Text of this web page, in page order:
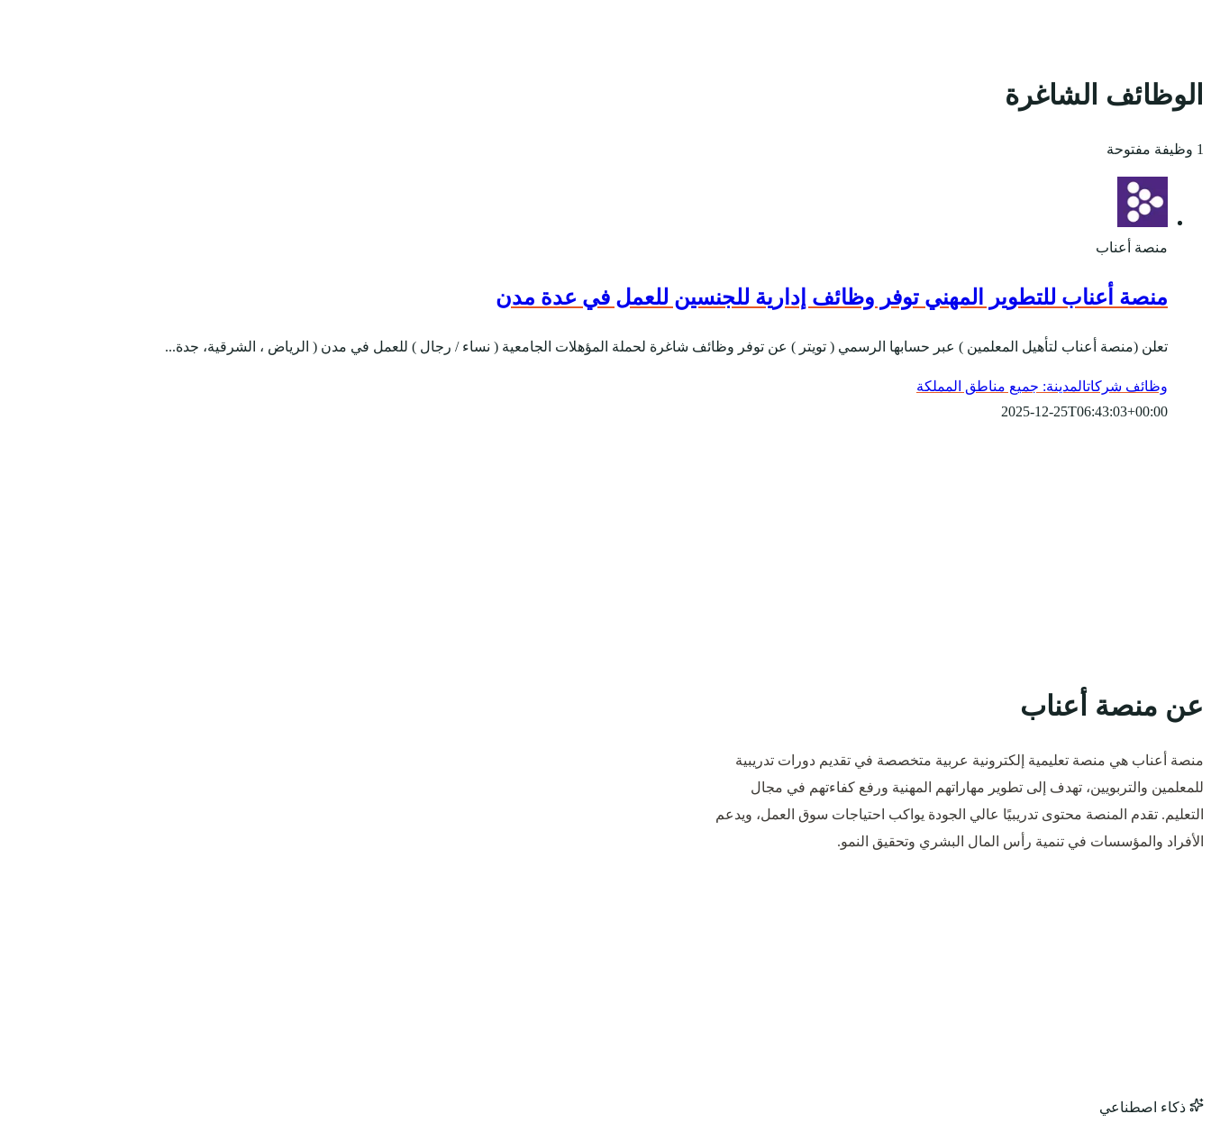
الوظائف الشاغرة
1 وظيفة مفتوحة
منصة أعناب
منصة أعناب للتطوير المهني توفر وظائف إدارية للجنسين للعمل في عدة مدن
تعلن (منصة أعناب لتأهيل المعلمين ) عبر حسابها الرسمي ( تويتر ) عن توفر وظائف شاغرة لحملة المؤهلات الجامعية ( نساء / رجال ) للعمل في مدن ( الرياض ، الشرقية، جدة...
وظائف شركاتالمدينة: جميع مناطق المملكة
2025-12-25T06:43:03+00:00
عن منصة أعناب
منصة أعناب هي منصة تعليمية إلكترونية عربية متخصصة في تقديم دورات تدريبية
للمعلمين والتربويين، تهدف إلى تطوير مهاراتهم المهنية ورفع كفاءتهم في مجال
التعليم. تقدم المنصة محتوى تدريبيًا عالي الجودة يواكب احتياجات سوق العمل، ويدعم
الأفراد والمؤسسات في تنمية رأس المال البشري وتحقيق النمو.
ذكاء اصطناعي